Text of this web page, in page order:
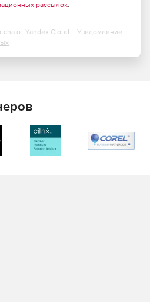
рассылок.
от Yandex Cloud - Уведомление